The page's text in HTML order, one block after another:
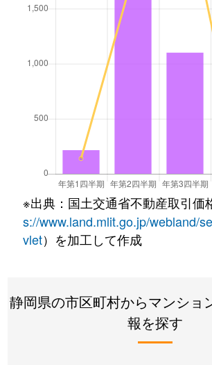
※出典：国土交通省不動産取引価
s://www.land.mlit.go.jp/webland/
vlet）を加工して作成
静岡県の市区町村からマンショ
報を探す